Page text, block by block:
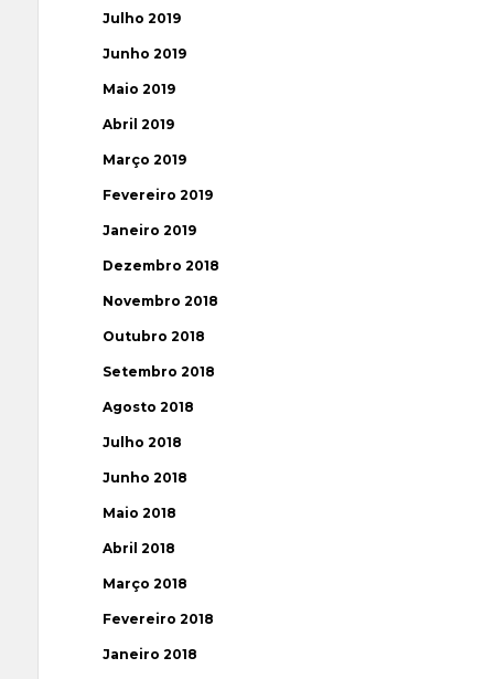
Julho 2019
Junho 2019
Maio 2019
Abril 2019
Março 2019
Fevereiro 2019
Janeiro 2019
Dezembro 2018
Novembro 2018
Outubro 2018
Setembro 2018
Agosto 2018
Julho 2018
Junho 2018
Maio 2018
Abril 2018
Março 2018
Fevereiro 2018
Janeiro 2018